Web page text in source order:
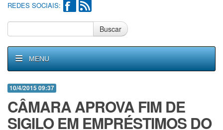
REDES SOCIAIS:
Buscar
MENU
10/4/2015 09:37
CÂMARA APROVA FIM DE
SIGILO EM EMPRÉSTIMOS DO